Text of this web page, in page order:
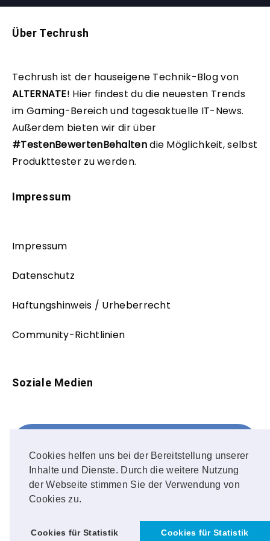
Cookies helfen uns bei der Bereitstellung unserer
Inhalte und Dienste. Durch die weitere Nutzung
der Webseite stimmen Sie der Verwendung von
Cookies zu.
Cookies für Statistik Cookies für Statistik
Über Techrush
Techrush ist der hauseigene Technik-Blog von
ALTERNATE! Hier findest du die neuesten Trends
im Gaming-Bereich und tagesaktuelle IT-News.
Außerdem bieten wir dir über
#TestenBewertenBehaltendie Möglichkeit, selbst
Produkttester zu werden.
Impressum
Impressum
Datenschutz
Haftungshinweis / Urheberrecht
Community-Richtlinien
Soziale Medien
FOLLOW ME!
Instagram
OUR PHOTOS!